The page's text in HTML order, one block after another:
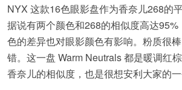
NYX 这款16色眼影盘作为香奈儿268的
据说有两个颜色和268的相似度高达
色的差异也对眼影颜色有影响。粉质很
错。这一盘 Warm Neutrals 都是暖调红
香奈儿的相似度，也是很想安利大家的一